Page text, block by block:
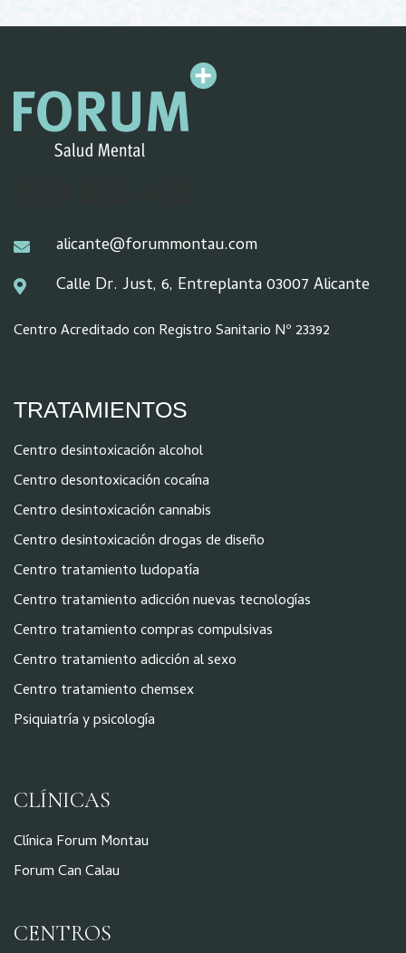
alicante@forummontau.com
Calle Dr. Just, 6, Entreplanta 03007 Alicante
Centro Acreditado con Registro Sanitario Nº 23392
TRATAMIENTOS
Centro desintoxicación alcohol
Centro desontoxicación cocaína
Centro desintoxicación cannabis
Centro desintoxicación drogas de diseño
Centro tratamiento ludopatía
Centro tratamiento adicción nuevas tecnologías
Centro tratamiento compras compulsivas
Centro tratamiento adicción al sexo
Centro tratamiento chemsex
Psiquiatría y psicología
CLÍNICAS
Clínica Forum Montau
Forum Can Calau
CENTROS